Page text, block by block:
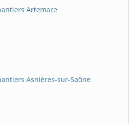
Artemare
Asnières-sur-Saône